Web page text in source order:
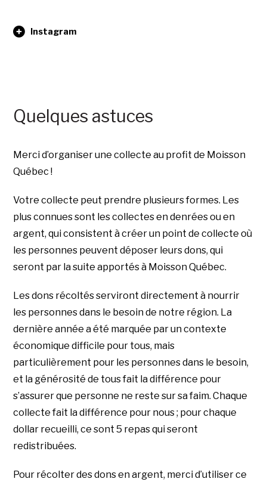
Instagram
Quelques astuces
Merci d’organiser une collecte au profit de Moisson
Québec !
Votre collecte peut prendre plusieurs formes. Les
plus connues sont les collectes en denrées ou en
argent, qui consistent à créer un point de collecte où
les personnes peuvent déposer leurs dons, qui
seront par la suite apportés à Moisson Québec.
Les dons récoltés serviront directement à nourrir
les personnes dans le besoin de notre région. La
dernière année a été marquée par un contexte
économique difficile pour tous, mais
particulièrement pour les personnes dans le besoin,
et la générosité de tous fait la différence pour
s’assurer que personne ne reste sur sa faim. Chaque
collecte fait la différence pour nous ; pour chaque
dollar recueilli, ce sont 5 repas qui seront
redistribuées.
Pour récolter des dons en argent, merci d’utiliser ce